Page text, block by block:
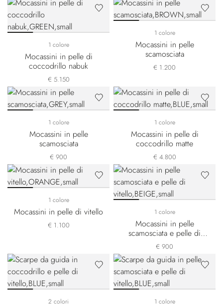
1 colore
Mocassini in pelle di
coccodrillo nabuk
€ 5.150
1 colore
Mocassini in pelle
scamosciata
€ 1.200
1 colore
Mocassini in pelle
scamosciata
€ 900
1 colore
Mocassini in pelle di
coccodrillo matte
€ 4.800
1 colore
Mocassini in pelle di vitello
€ 1.100
1 colore
Mocassini in pelle
scamosciata e pelle di
vitello
€ 900
2 colori 1 colore